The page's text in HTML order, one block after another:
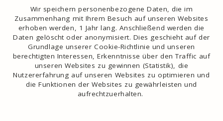
Wir speichern personenbezogene Daten, die im
Zusammenhang mit Ihrem Besuch auf unseren Websites
erhoben werden, 1 Jahr lang. Anschließend werden die
Daten gelöscht oder anonymisiert. Dies geschieht auf der
Grundlage unserer Cookie-Richtlinie und unseren
berechtigten Interessen, Erkenntnisse über den Traffic auf
unseren Websites zu gewinnen (Statistik), die
Nutzererfahrung auf unseren Websites zu optimieren und
die Funktionen der Websites zu gewährleisten und
aufrechtzuerhalten.